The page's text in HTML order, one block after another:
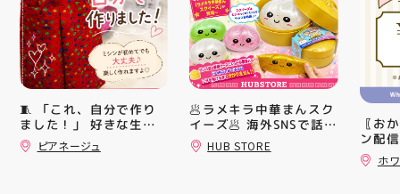
🧵 「これ、自分で作り
ました！」 好きな生地
を選んで、ミシンで少し
ずつ形にしていく時間
ピアネージュ
🥟ラメキラ中華まんスク
イーズ🥟 海外SNSで話題
沸騰中 ラメキラ中華ま
んスクイーズが新登場！
HUB STORE
搭載
追加
上さ
トレ
ショ
ンと
備え
ウー
〖お
ン配
ッパ
￥
ホ